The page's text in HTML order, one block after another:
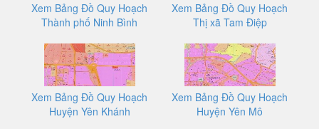
Xem Bảng Đồ Quy Hoạch
Thành phố Ninh Bình
Xem Bảng Đồ Quy Hoạch
Thị xã Tam Điệp
Xem Bảng Đồ Quy Hoạch
Huyện Yên Khánh
Xem Bảng Đồ Quy Hoạch
Huyện Yên Mô